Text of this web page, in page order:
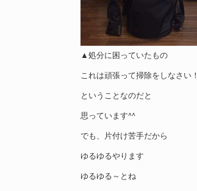
▲処分に困っていたもの
これは頑張って掃除をしなさい！
ということなのだと
思っています^^
でも、片付け苦手だから
ゆるゆるやります
ゆるゆる～とね